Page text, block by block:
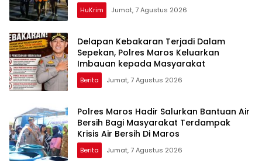
HuKrim Jumat, 7 Agustus 2026
Delapan Kebakaran Terjadi Dalam
Sepekan, Polres Maros Keluarkan
Imbauan kepada Masyarakat
Berita Jumat, 7 Agustus 2026
Polres Maros Hadir Salurkan Bantuan Air
Bersih Bagi Masyarakat Terdampak
Krisis Air Bersih Di Maros
Berita Jumat, 7 Agustus 2026